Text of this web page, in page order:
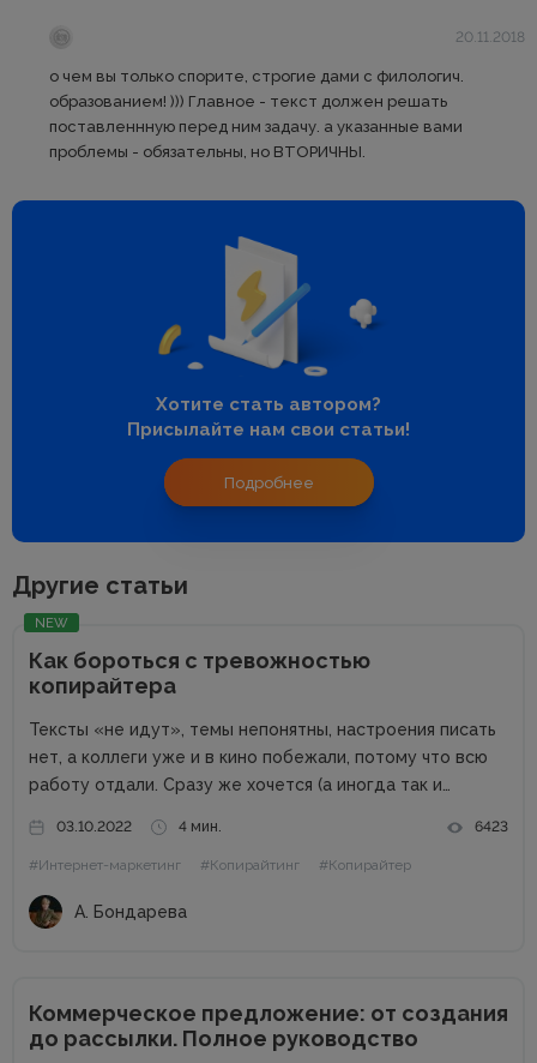
20.11.2018
о чем вы только спорите, строгие дами с филологич.
образованием! ))) Главное - текст должен решать
поставленнную перед ним задачу. а указанные вами
проблемы - обязательны, но ВТОРИЧНЫ.
Хотите стать автором?
Присылайте нам свои статьи!
Подробнее
Другие статьи
NEW
Как бороться с тревожностью
копирайтера
Тексты «не идут», темы непонятны, настроения писать
нет, а коллеги уже и в кино побежали, потому что всю
работу отдали. Сразу же хочется (а иногда так и
неожиданно появилась бабушка, которая в Австралии
завещала...
03.10.2022 4 мин. 6423
#Интернет-маркетинг #Копирайтинг #Копирайтер
А. Бондарева
Коммерческое предложение: от создания
до рассылки. Полное руководство